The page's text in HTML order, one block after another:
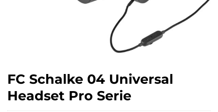
FC Schalke 04 Universal
Headset Pro Serie